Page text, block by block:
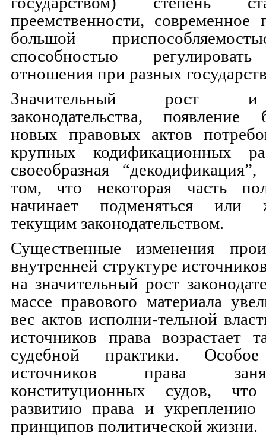
преемственности, современное
большой
способностью
отношения при разных
Значительный рост и
законодательства,
новых правовых актов
крупных кодификационных
своеобразная
том, что некоторая часть
начинает подменяться или
текущим законодательством.
Существенные изменения
внутренней структуре
на значительный рост
массе правового материала
вес актов исполни-тельной
источников права возрастает
судебной практики.
источников права
конституционных судов, что
развитию права и укреплению
принципов политической жизни.